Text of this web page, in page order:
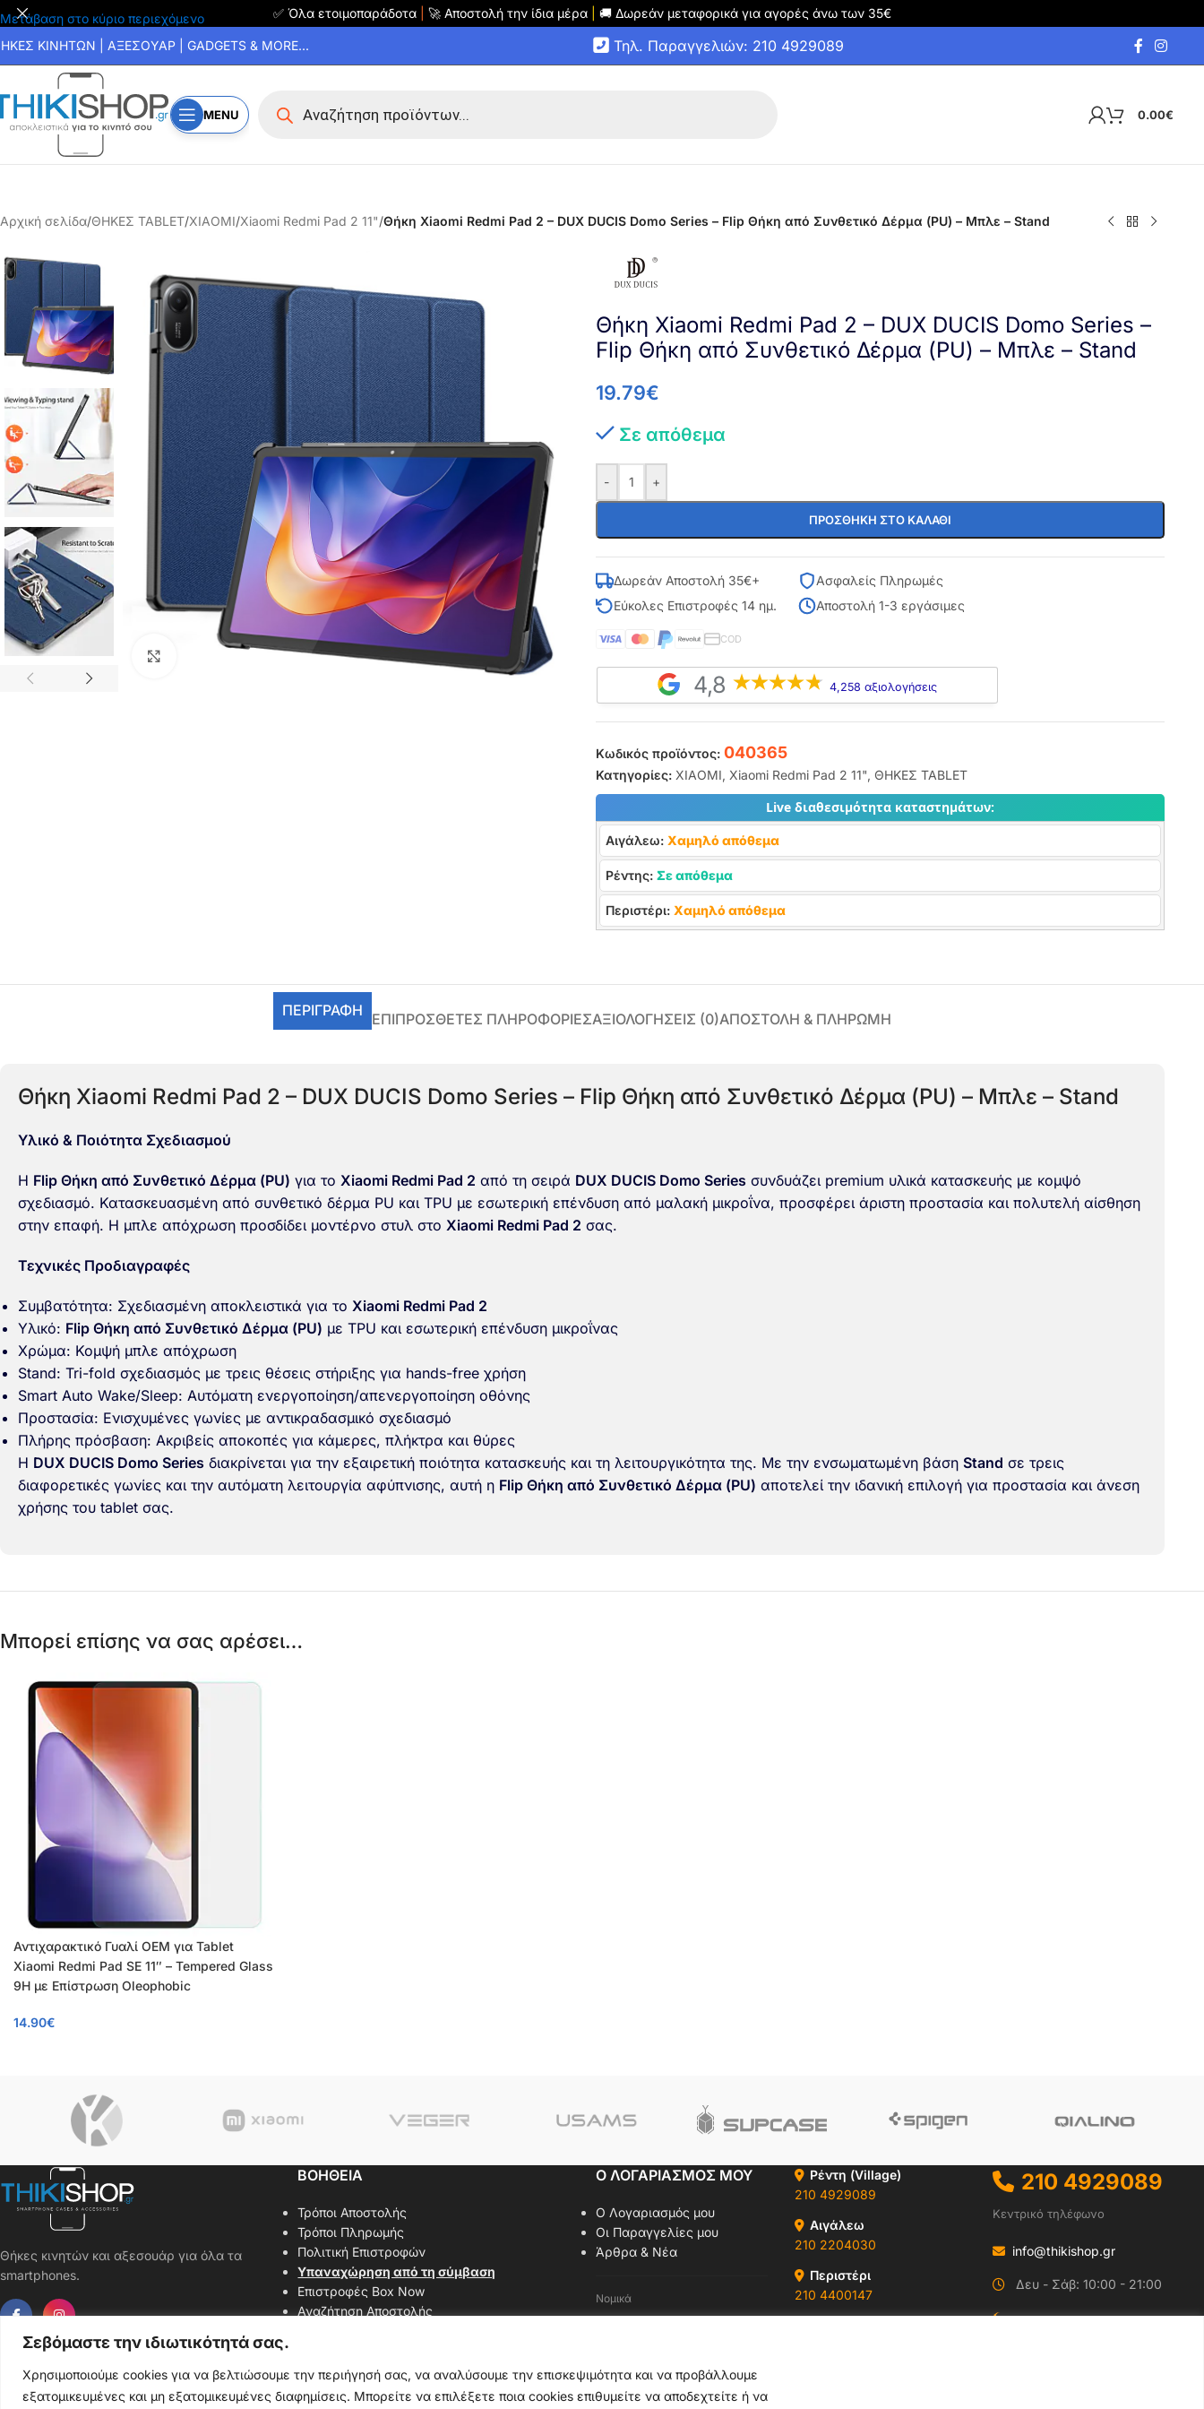
Σεβόμαστε την ιδιωτικότητά σας.
Χρησιμοποιούμε cookies για να βελτιώσουμε την περιήγησή σας, να αναλύσουμε την επισκεψιμότητα και να προβάλλουμε
εξατομικευμένες και μη εξατομικευμένες διαφημίσεις. Μπορείτε να επιλέξετε ποια cookies επιθυμείτε να αποδεχτείτε ή να
Μετάβαση στο κύριο περιεχόμενο ✅ Όλα ετοιμοπαράδοτα 🚀 Αποστολή την ίδια μέρα 🚚 Δωρεάν μεταφορικά για αγορές άνω των 35€
ΚΙΝΗΤΩΝ | ΑΞΕΣΟΥΑΡ | GADGETS & MORE... Τηλ. Παραγγελιών: 210 4929089
MENU 0.00€
Αρχική σελίδα/ΘΗΚΕΣ TABLET/XIAOMI/Xiaomi Redmi Pad 2 11"/Θήκη Xiaomi Redmi Pad 2 – DUX DUCIS Domo Series – Flip Θήκη από Συνθετικό Δέρμα (PU) – Μπλε – Stand
Θήκη Xiaomi Redmi Pad 2 – DUX DUCIS Domo Series –
Flip Θήκη από Συνθετικό Δέρμα (PU) – Μπλε – Stand
19.79€
Σε απόθεμα
- +
ΠΡΟΣΘΉΚΗ ΣΤΟ ΚΑΛΆΘΙ
Δωρεάν Αποστολή 35€+
Ασφαλείς Πληρωμές
Εύκολες Επιστροφές 14 ημ.
Αποστολή 1-3 εργάσιμες
COD
4,8 4,258 αξιολογήσεις
Κωδικός προϊόντος: 040365
Κατηγορίες: XIAOMI, Xiaomi Redmi Pad 2 11", ΘΗΚΕΣ TABLET
Live διαθεσιμότητα καταστημάτων:
Αιγάλεω: Χαμηλό απόθεμα
Ρέντης: Σε απόθεμα
Περιστέρι: Χαμηλό απόθεμα
ΠΕΡΙΓΡΑΦΉ ΕΠΙΠΡΌΣΘΕΤΕΣ ΠΛΗΡΟΦΟΡΊΕΣΑΞΙΟΛΟΓΉΣΕΙΣ (0)ΑΠΟΣΤΟΛΗ & ΠΛΗΡΩΜΗ
Θήκη Xiaomi Redmi Pad 2 – DUX DUCIS Domo Series – Flip Θήκη από Συνθετικό Δέρμα (PU) – Μπλε – Stand
Υλικό & Ποιότητα Σχεδιασμού
Η Flip Θήκη από Συνθετικό Δέρμα (PU) για το Xiaomi Redmi Pad 2 από τη σειρά DUX DUCIS Domo Series συνδυάζει premium υλικά κατασκευής με κομψό
σχεδιασμό. Κατασκευασμένη από συνθετικό δέρμα PU και TPU με εσωτερική επένδυση από μαλακή μικροΐνα, προσφέρει άριστη προστασία και πολυτελή αίσθηση
στην επαφή. Η μπλε απόχρωση προσδίδει μοντέρνο στυλ στο Xiaomi Redmi Pad 2 σας.
Τεχνικές Προδιαγραφές
Συμβατότητα: Σχεδιασμένη αποκλειστικά για το Xiaomi Redmi Pad 2
Υλικό: Flip Θήκη από Συνθετικό Δέρμα (PU) με TPU και εσωτερική επένδυση μικροΐνας
Χρώμα: Κομψή μπλε απόχρωση
Stand: Tri-fold σχεδιασμός με τρεις θέσεις στήριξης για hands-free χρήση
Smart Auto Wake/Sleep: Αυτόματη ενεργοποίηση/απενεργοποίηση οθόνης
Προστασία: Ενισχυμένες γωνίες με αντικραδασμικό σχεδιασμό
Πλήρης πρόσβαση: Ακριβείς αποκοπές για κάμερες, πλήκτρα και θύρες
Η DUX DUCIS Domo Series διακρίνεται για την εξαιρετική ποιότητα κατασκευής και τη λειτουργικότητα της. Με την ενσωματωμένη βάση Stand σε τρεις
διαφορετικές γωνίες και την αυτόματη λειτουργία αφύπνισης, αυτή η Flip Θήκη από Συνθετικό Δέρμα (PU) αποτελεί την ιδανική επιλογή για προστασία και άνεση
χρήσης του tablet σας.
Μπορεί επίσης να σας αρέσει…
Αντιχαρακτικό Γυαλί OEM για Tablet
Xiaomi Redmi Pad SE 11″ – Tempered Glass
9H με Επίστρωση Oleophobic
14.90€
Θήκες κινητών και αξεσουάρ για όλα τα
smartphones.
ΒΟΗΘΕΙΑ
Τρόποι Αποστολής
Τρόποι Πληρωμής
Πολιτική Επιστροφών
Υπαναχώρηση από τη σύμβαση
Επιστροφές Box Now
Αναζήτηση Αποστολής
Ο ΛΟΓΑΡΙΑΣΜΟΣ ΜΟΥ
Ο Λογαριασμός μου
Οι Παραγγελίες μου
Άρθρα & Νέα
Νομικά
Ρέντη (Village)
210 4929089
Αιγάλεω
210 2204030
Περιστέρι
210 4400147
210 4929089
Κεντρικό τηλέφωνο
info@thikishop.gr
Δευ - Σάβ: 10:00 - 21:00